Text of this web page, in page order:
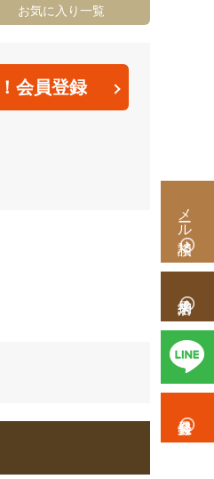
メール相談
お気に入り一覧
会員登録